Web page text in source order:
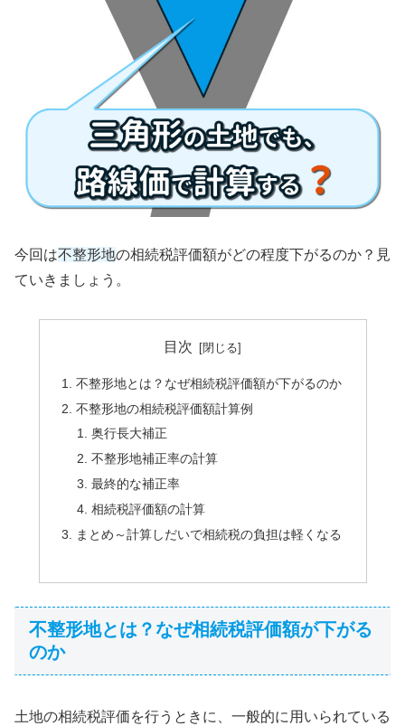
今回は不整形地の相続税評価額がどの程度下がるのか？見
ていきましょう。
目次
不整形地とは？なぜ相続税評価額が下がるのか
不整形地の相続税評価額計算例
奥行長大補正
不整形地補正率の計算
最終的な補正率
相続税評価額の計算
まとめ～計算しだいで相続税の負担は軽くなる
不整形地とは？なぜ相続税評価額が下がる
のか
土地の相続税評価を行うときに、一般的に用いられている